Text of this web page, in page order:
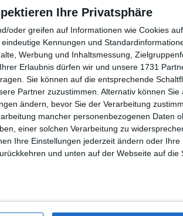
Ihre Privatsphäre
oder greifen auf Informationen wie Cookies
Kennungen und
Werbung und Inhaltsmessung,
Erlaubnis dürfen wir und unsere 1731
Sie können auf die entsprechende
Partner zuzustimmen. Alternativ können Sie
ändern, bevor Sie der Verarbeitung
mancher personenbezogenen Daten
einer solchen Verarbeitung zu
Ihre Einstellungen jederzeit ändern oder Ihre
und unten auf der Webseite auf die
t,
B.
on
uss
mal
des
n
nt.
kel